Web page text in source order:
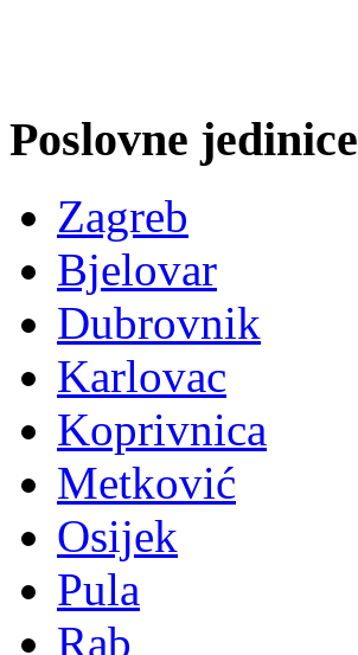
Poslovne jedinice
Zagreb
Bjelovar
Dubrovnik
Karlovac
Koprivnica
Metković
Osijek
Pula
Rab